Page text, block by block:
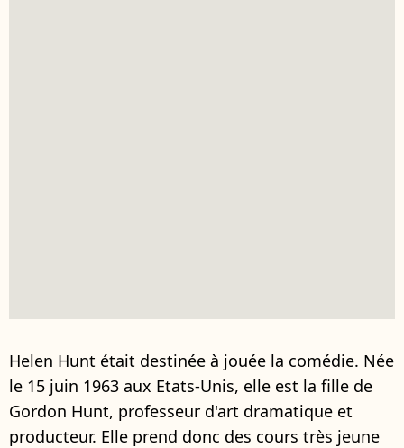
Helen Hunt était destinée à jouée la comédie. Née
le 15 juin 1963 aux Etats-Unis, elle est la fille de
Gordon Hunt, professeur d'art dramatique et
producteur. Elle prend donc des cours très jeune